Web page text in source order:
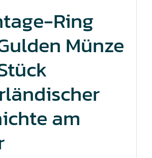
Ring
Münze
am